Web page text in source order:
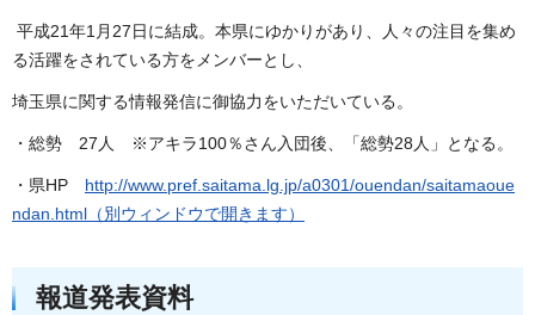
平成21年1月27日に結成。本県にゆかりがあり、人々の注目を集め
る活躍をされている方をメンバーとし、
埼玉県に関する情報発信に御協力をいただいている。
・総勢 27人 ※アキラ100％さん入団後、「総勢28人」となる。
・県HP http://www.pref.saitama.lg.jp/a0301/ouendan/saitamaoue
ndan.html（別ウィンドウで開きます）
報道発表資料